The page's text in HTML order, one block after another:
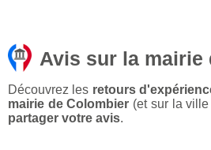
Avis sur la mairie
Découvrez les retours
mairie de Colombier (et sur la
partager votre avis.